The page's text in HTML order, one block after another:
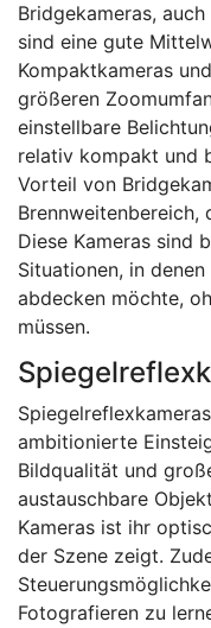
Bridgekameras,
sind eine gute
Kompaktkameras
größeren
einstellbare
relativ kompakt und
Vorteil von
Brennweitenbereich,
Diese Kameras sind
Situationen, in
abdecken möchte,
müssen.
ambitionierte
Bildqualität und
austauschbare
Kameras ist ihr
der Szene zeigt.
Fotografieren zu